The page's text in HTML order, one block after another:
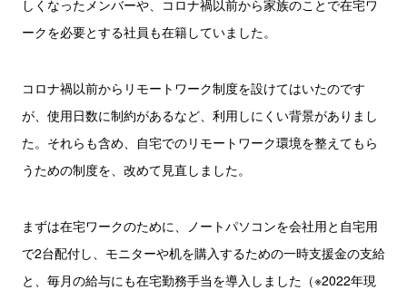
しくなったメンバーや、コロナ禍以前から家族のことで在宅ワ
ークを必要とする社員も在籍していました。
コロナ禍以前からリモートワーク制度を設けてはいたのです
が、使用日数に制約があるなど、利用しにくい背景がありまし
た。それらも含め、自宅でのリモートワーク環境を整えてもら
うための制度を、改めて見直しました。
まずは在宅ワークのために、ノートパソコンを会社用と自宅用
で2台配付し、モニターや机を購入するための一時支援金の支給
と、毎月の給与にも在宅勤務手当を導入しました（※2022年現